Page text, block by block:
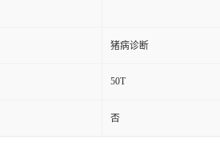
猪病诊断
50T
否